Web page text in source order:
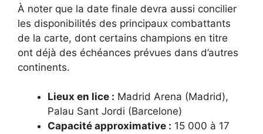
À noter que la date finale devra aussi concilier
les disponibilités des principaux combattants
de la carte, dont certains champions en titre
ont déjà des échéances prévues dans d’autres
continents.
Lieux en lice : Madrid Arena (Madrid),
Palau Sant Jordi (Barcelone)
Capacité approximative : 15 000 à 17